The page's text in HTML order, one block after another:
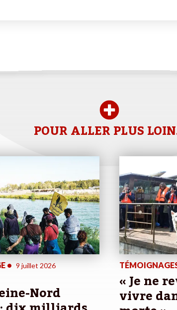
POUR ALLER PLUS
• 9 juillet 2026
Nord « Je ne
vivre